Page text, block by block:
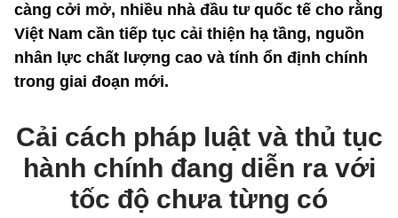
càng cởi mở, nhiều nhà đầu tư quốc tế cho rằng
Việt Nam cần tiếp tục cải thiện hạ tầng, nguồn
nhân lực chất lượng cao và tính ổn định chính
trong giai đoạn mới.
Cải cách pháp luật và thủ tục
hành chính đang diễn ra với
tốc độ chưa từng có